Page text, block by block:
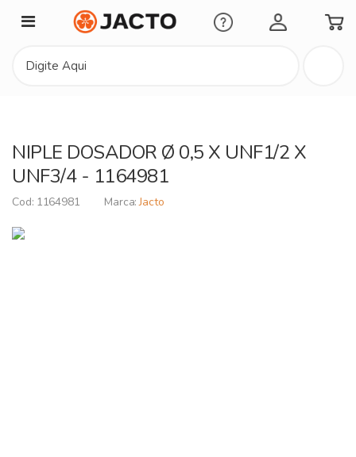
Minha Conta
NIPLE DOSADOR Ø 0,5 X UNF1/2 X
UNF3/4 - 1164981
1164981 Jacto